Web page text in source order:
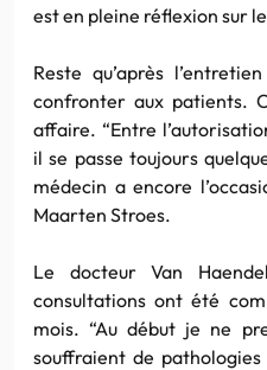
est en pleine réflexion sur
Reste qu’après
confronter aux patients.
affaire. “Entre
il se passe toujours
médecin a encore
Maarten Stroes.
Le docteur Van
consultations ont été
mois. “Au début je ne
souffraient de